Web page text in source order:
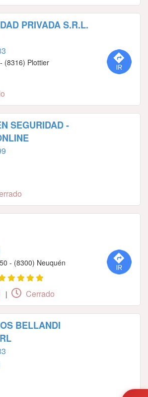
PRIVADA S.R.L.
(8316) Plottier
SEGURIDAD -
- (8300) Neuquén
| Cerrado
BELLANDI